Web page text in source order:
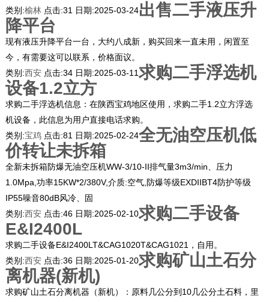
类别:榆林 点击:31 日期:2025-03-24出售二手液压升
降平台
现有液压升降平台一台，大约八成新，购买回来一直未用，闲置至
今，有需要这可以联系，价格面议。
类别:西安 点击:34 日期:2025-03-11 求购二手浮选机
设备1.2立方
求购二手浮选机信息：在陕西宝鸡地区使用，求购二手1.2立方浮选
机设备，此信息为用户直接电话求购。
类别:宝鸡 点击:81 日期:2025-02-24全无油空压机低
价转让未拆箱
全新未拆箱防爆无油空压机WW-3/10-II排气量3m3/min、压力
1.0Mpa,功率15KW*2/380V,介质:空气,防爆等级EXDIIBT4防护等级
IP55噪音80dB风冷、固
类别:西安 点击:46 日期:2025-02-10求购二手设备
E&I2400L
求购二手设备E&I2400LT&CAG1020T&CAG1021，自用。
类别:西安 点击:36 日期:2025-01-20求购矿山土石分
离机器(新机)
求购矿山土石分离机器（新机）：原料几公分到10几公分土石料，里